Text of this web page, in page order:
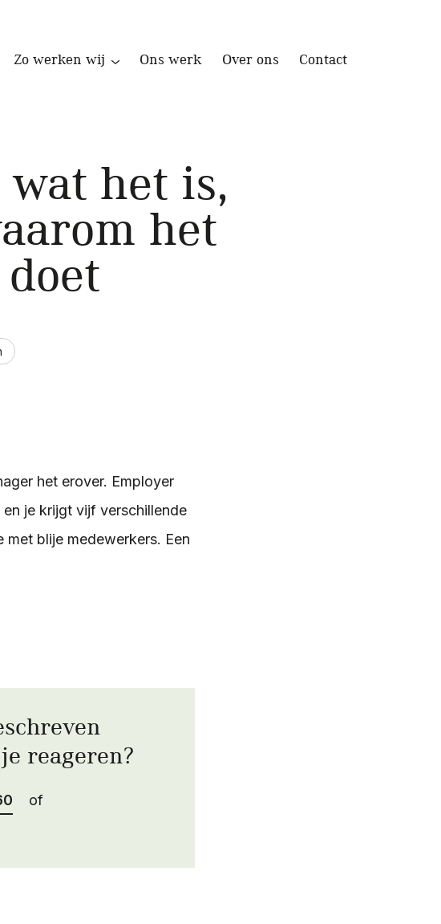
Zo werken wij Ons werk Over ons Contact
het is,
het
het erover. Employer
je krijgt vijf verschillende
blije medewerkers. Een
reageren?
of